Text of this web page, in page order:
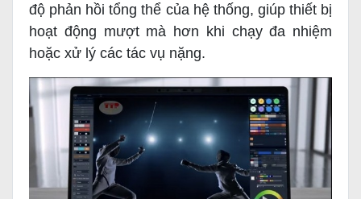
độ phản hồi tổng thể của hệ thống, giúp thiết bị
hoạt động mượt mà hơn khi chạy đa nhiệm
hoặc xử lý các tác vụ nặng.